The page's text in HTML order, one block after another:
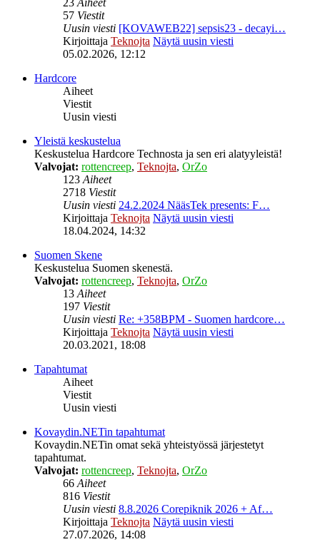
23Aiheet
57 Viestit
Uusin viesti [KOVAWEB22] sepsis23 - decayi…
Kirjoittaja Teknojta Näytä uusin viesti
05.02.2026, 12:12
Hardcore
Aiheet
Viestit
Uusin viesti
Yleistä keskustelua
Keskustelua Hardcore Technosta ja sen eri alatyyleistä!
Valvojat: rottencreep, Teknojta, OrZo
123Aiheet
2718 Viestit
Uusin viesti 24.2.2024 NääsTek presents: F…
Kirjoittaja Teknojta Näytä uusin viesti
18.04.2024, 14:32
Suomen Skene
Keskustelua Suomen skenestä.
Valvojat: rottencreep, Teknojta, OrZo
13Aiheet
197 Viestit
Uusin viesti Re: +358BPM - Suomen hardcore…
Kirjoittaja Teknojta Näytä uusin viesti
20.03.2021, 18:08
Tapahtumat
Aiheet
Viestit
Uusin viesti
Kovaydin.NETin tapahtumat
Kovaydin.NETin omat sekä yhteistyössä järjestetyt
tapahtumat.
Valvojat: rottencreep, Teknojta, OrZo
66Aiheet
816 Viestit
Uusin viesti 8.8.2026 Corepiknik 2026 + Af…
Kirjoittaja Teknojta Näytä uusin viesti
27.07.2026, 14:08